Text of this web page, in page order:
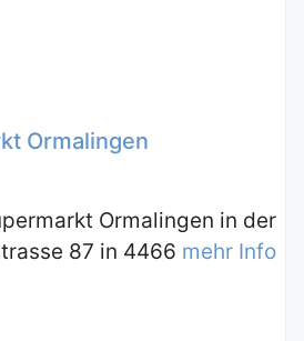
Ormalingen
Ormalingen in der
87 in 4466 mehr Info